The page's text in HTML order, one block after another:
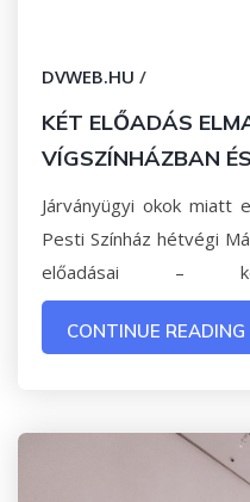
DVWEB.HU /
KÉT ELŐADÁS
VÍGSZÍNHÁZBAN
Járványügyi okok miatt
Pesti Színház hétvégi
előadásai –
CONTINUE READING